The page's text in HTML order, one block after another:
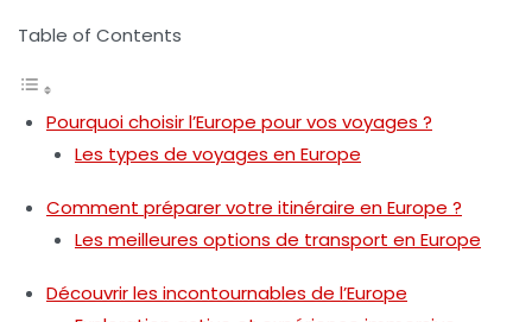
Table of Contents
Pourquoi choisir l’Europe pour vos voyages ?
Les types de voyages en Europe
Comment préparer votre itinéraire en Europe ?
Les meilleures options de transport en Europe
Découvrir les incontournables de l’Europe